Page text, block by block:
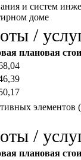
и систем
доме
/
плановая
/
плановая